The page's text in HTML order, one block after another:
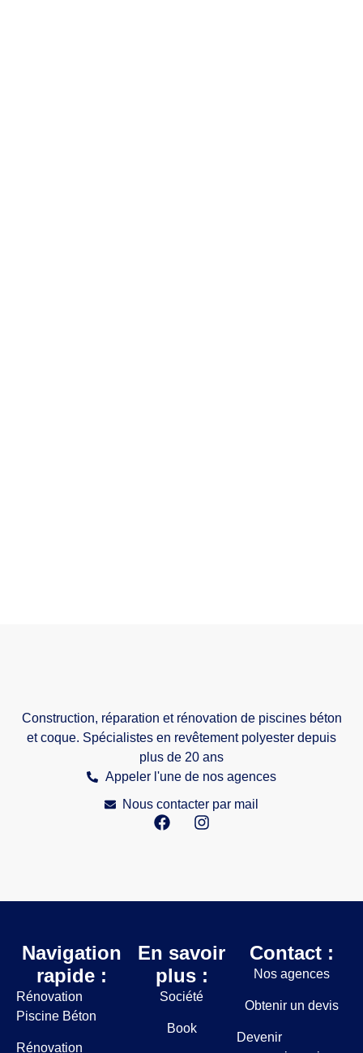
Construction, réparation et rénovation de piscines béton
et coque. Spécialistes en revêtement polyester depuis
plus de 20 ans
Appeler l'une de nos agences
Nous contacter par mail
Navigation
rapide :
Rénovation
Piscine Béton
Rénovation
En savoir
plus :
Société
Book
Contact :
Nos agences
Obtenir un devis
Devenir